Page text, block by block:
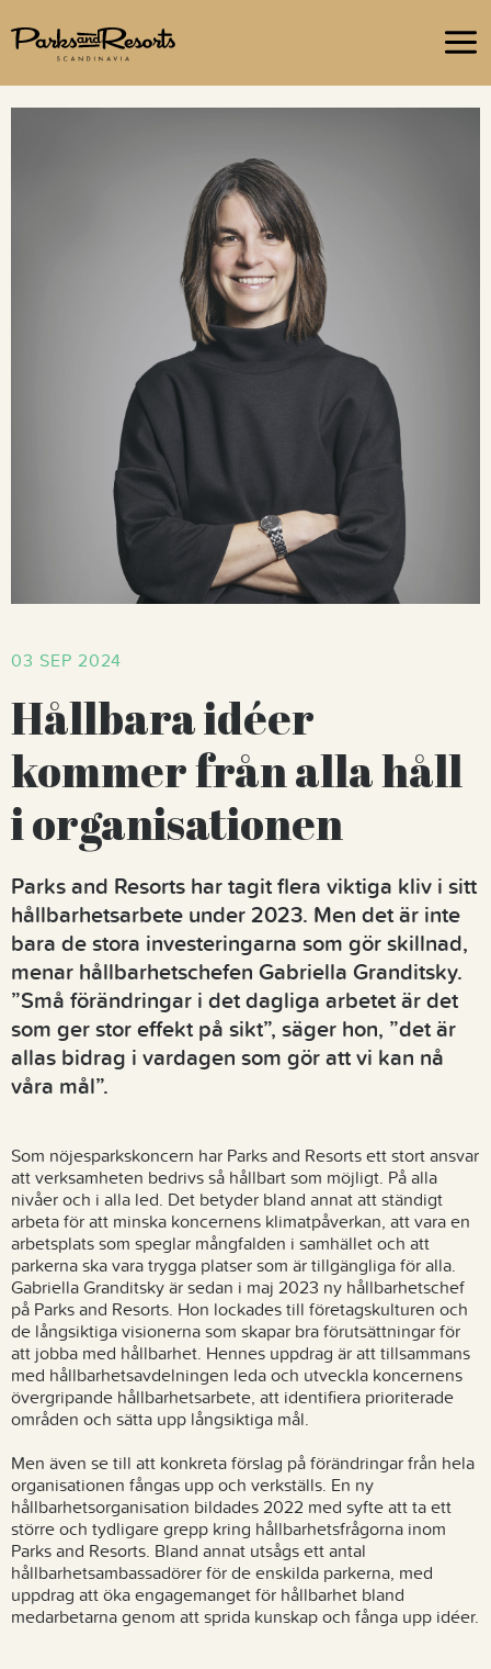
Om ossHållbara upplevelser
03 SEP 2024
Hållbara idéer
kommer från alla håll
i organisationen
Parks and Resorts har tagit flera viktiga kliv i sitt
hållbarhetsarbete under 2023. Men det är inte
bara de stora investeringarna som gör skillnad,
menar hållbarhetschefen Gabriella Granditsky.
”Små förändringar i det dagliga arbetet är det
som ger stor effekt på sikt”, säger hon, ”det är
allas bidrag i vardagen som gör att vi kan nå
våra mål”.
Som nöjesparkskoncern har Parks and Resorts ett stort ansvar
att verksamheten bedrivs så hållbart som möjligt. På alla
nivåer och i alla led. Det betyder bland annat att ständigt
arbeta för att minska koncernens klimatpåverkan, att vara en
arbetsplats som speglar mångfalden i samhället och att
parkerna ska vara trygga platser som är tillgängliga för alla.
Gabriella Granditsky är sedan i maj 2023 ny hållbarhetschef
på Parks and Resorts. Hon lockades till företagskulturen och
de långsiktiga visionerna som skapar bra förutsättningar för
att jobba med hållbarhet. Hennes uppdrag är att tillsammans
med hållbarhetsavdelningen leda och utveckla koncernens
övergripande hållbarhetsarbete, att identifiera prioriterade
områden och sätta upp långsiktiga mål.
Men även se till att konkreta förslag på förändringar från hela
organisationen fångas upp och verkställs. En ny
hållbarhetsorganisation bildades 2022 med syfte att ta ett
större och tydligare grepp kring hållbarhetsfrågorna inom
Parks and Resorts. Bland annat utsågs ett antal
hållbarhetsambassadörer för de enskilda parkerna, med
uppdrag att öka engagemanget för hållbarhet bland
medarbetarna genom att sprida kunskap och fånga upp idéer.